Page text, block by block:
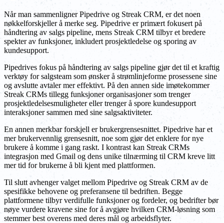
Når man sammenligner Pipedrive og Streak CRM, er det noen
nøkkelforskjeller å merke seg. Pipedrive er primært fokusert på
håndtering av salgs pipeline, mens Streak CRM tilbyr et bredere
spekter av funksjoner, inkludert prosjektledelse og sporing av
kundesupport.
Pipedrives fokus på håndtering av salgs pipeline gjør det til et kraftig
verktøy for salgsteam som ønsker å strømlinjeforme prosessene sine
og avslutte avtaler mer effektivt. På den annen side imøtekommer
Streak CRMs tillegg funksjoner organisasjoner som trenger
prosjektledelsesmuligheter eller trenger å spore kundesupport
interaksjoner sammen med sine salgsaktiviteter.
En annen merkbar forskjell er brukergrensesnittet. Pipedrive har et
mer brukervennlig grensesnitt, noe som gjør det enklere for nye
brukere å komme i gang raskt. I kontrast kan Streak CRMs
integrasjon med Gmail og dens unike tilnærming til CRM kreve litt
mer tid for brukerne å bli kjent med plattformen.
Til slutt avhenger valget mellom Pipedrive og Streak CRM av de
spesifikke behovene og preferansene til bedriften. Begge
plattformene tilbyr verdifulle funksjoner og fordeler, og bedrifter bør
nøye vurdere kravene sine for å avgjøre hvilken CRM-løsning som
stemmer best overens med deres mål og arbeidsflyter.